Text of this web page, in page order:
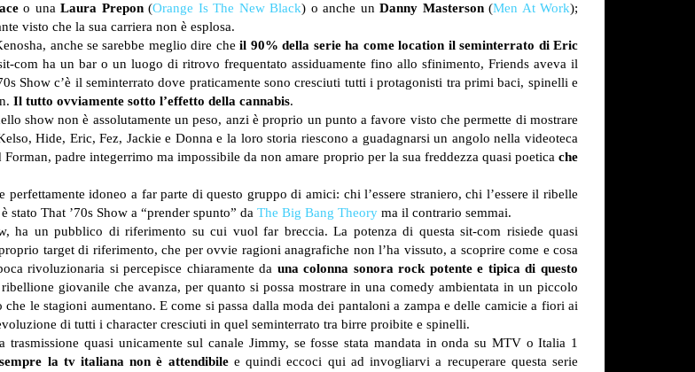
o una Laura Prepon(Orange Is The New Black) o anche un Danny Masterson(Men At Work);
visto che la sua carriera non è esplosa.
anche se sarebbe meglio dire cheil 90% della serie ha come location il seminterrato di Eric
com ha un bar o un luogo di ritrovo frequentato assiduamente fino allo sfinimento, Friends aveva il
Show c’è il seminterrato dove praticamente sono cresciuti tutti i protagonisti tra primi baci, spinelli e
Il tutto ovviamente sotto l’effetto della cannabis.
show non è assolutamente un peso, anzi è proprio un punto a favore visto che permette di mostrare
Hide, Eric, Fez, Jackie e Donna e la loro storia riescono a guadagnarsi un angolo nella videoteca
padre integerrimo ma impossibile da non amare proprio per la sua freddezza quasi poetica che
idoneo a far parte di questo gruppo di amici: chi l’essere straniero, chi l’essere il ribelle
That ’70s Show a “prender spunto” da The Big Bang Theory ma il contrario semmai.
ha un pubblico di riferimento su cui vuol far breccia. La potenza di questa sit-com risiede quasi
target di riferimento, che per ovvie ragioni anagrafiche non l’ha vissuto, a scoprire come e cosa
rivoluzionaria si percepisce chiaramente da una colonna sonora rock potente e tipica di questo
giovanile che avanza, per quanto si possa mostrare in una comedy ambientata in un piccolo
le stagioni aumentano. E come si passa dalla moda dei pantaloni a zampa e delle camicie a fiori ai
di tutti i character cresciuti in quel seminterrato tra birre proibite e spinelli.
quasi unicamente sul canale Jimmy, se fosse stata mandata in onda su MTV o Italia 1
la tv italiana non è attendibilee quindi eccoci qui ad invogliarvi a recuperare questa serie